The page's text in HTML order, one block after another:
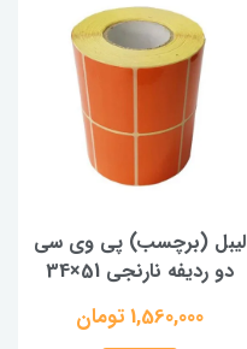
لیبل (برچسب) پی وی سی
دو ردیفه نارنجی 51×34
1,560,000 تومان